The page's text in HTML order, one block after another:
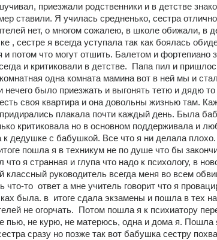
приезжали родственники и в детстве
ставили. Я училась средненько, сестра
нет, о многом сожалею, в школе обижали, в
, сестре я всегда уступала так как боялась
и потом что могут отшить. Балетом и фортепиано
и критиковали в детстве.  Папа пил и
одна комната мамина вот в ней мы и
было приезжать и выгонять тетю и дядю то
своя квартира и она довольны жизнью там.
плакала почти каждый день. Была
критиковала но в основном поддерживала и
к дедушке с бабушкой. Все что я ни делала
пошла я в техникум не по душе что бы
что я странная и глупа что надо к психологу, в
классный руководитель всегда меня во всем
что-то  ответ а мне учитель говорит что я
была. в  итоге сдала экзамены и пошла в тех
не огорчать.  Потом пошла я к психиатору
пью, не курю, не матерюсь, одна и дома я. Пошла
сразу но позже так вот бабушка сестру